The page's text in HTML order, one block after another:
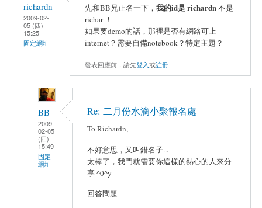
richardn
2009-02-
05 (四)
15:25
固定網址
先和BB兄正名一下， 我的id是 richardn不是
richar ！
如果要demo的話，那裡是否有網路可上
internet？需要自備notebook？特定主題？
發表回應前，請先登入或註冊
BB
2009-
02-05
(四)
15:49
固定
網址
Re: 二月份水滴小聚報名處
To Richardn,
不好意思，又叫錯名子...
太棒了，我門就需要你這樣的熱心的人來分
享 ^0^y
回答問題